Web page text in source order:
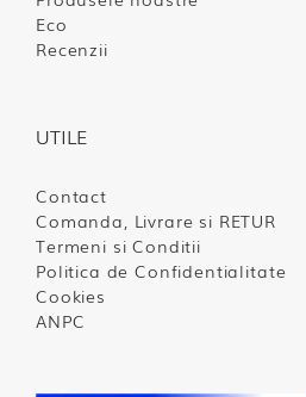
Eco
Recenzii
UTILE
Contact
Comanda, Livrare si RETUR
Termeni si Conditii
Politica de Confidentialitate
Cookies
ANPC